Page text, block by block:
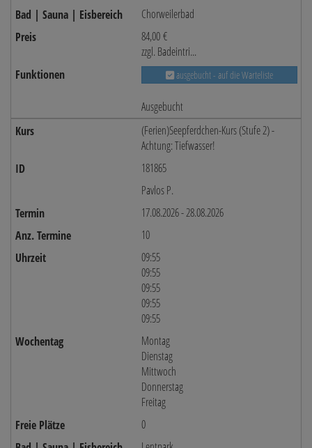
Chorweilerbad
84,00 €
zzgl. Badeintri...
ausgebucht - auf die Warteliste
Ausgebucht
(Ferien)Seepferdchen-Kurs (Stufe 2) -
Achtung: Tiefwasser!
181865
Pavlos P.
17.08.2026 - 28.08.2026
10
09:55
09:55
09:55
09:55
09:55
Montag
Dienstag
Mittwoch
Donnerstag
Freitag
0